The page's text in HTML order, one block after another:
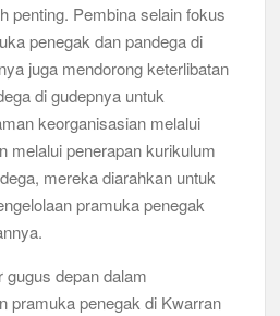
penting. Pembina selain fokus
penegak dan pandega di
juga mendorong keterlibatan
di gudepnya untuk
keorganisasian melalui
melalui penerapan kurikulum
mereka diarahkan untuk
pramuka penegak
gugus depan dalam
pramuka penegak di Kwarran